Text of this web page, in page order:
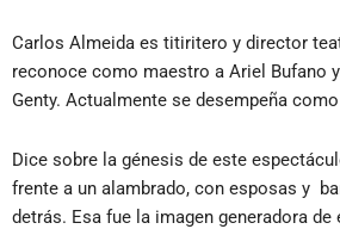
Carlos Almeida es titiritero y director
reconoce como maestro a Ariel Bufano
Genty. Actualmente se desempeña
Dice sobre la génesis de este
frente a un alambrado, con esposas y
detrás. Esa fue la imagen generadora